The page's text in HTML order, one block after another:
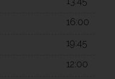
16:00
19:45
12:00